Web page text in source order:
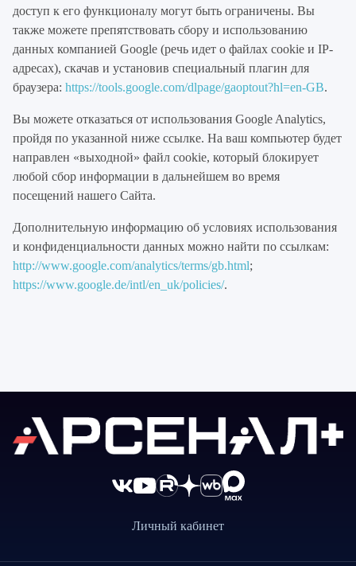
доступ к его функционалу могут быть ограничены. Вы
также можете препятствовать сбору и использованию
данных компанией Google (речь идет о файлах cookie и IP-
адресах), скачав и установив специальный плагин для
браузера: https://tools.google.com/dlpage/gaoptout?hl=en-GB.
Вы можете отказаться от использования Google Analytics,
пройдя по указанной ниже ссылке. На ваш компьютер будет
направлен «выходной» файл cookie, который блокирует
любой сбор информации в дальнейшем во время
посещений нашего Сайта.
Дополнительную информацию об условиях использования
и конфиденциальности данных можно найти по ссылкам:
http://www.google.com/analytics/terms/gb.html;
https://www.google.de/intl/en_uk/policies/.
Личный кабинет